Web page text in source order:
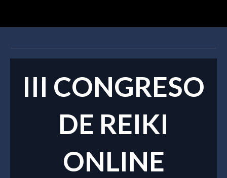
III CONGRESO
DE REIKI
ONLINE